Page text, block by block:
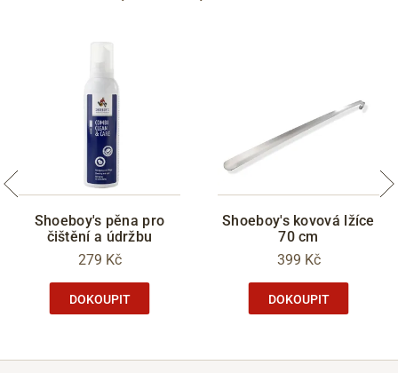
Shoeboy's pěna pro
čištění a údržbu
279 Kč
DOKOUPIT
Shoeboy's kovová lžíce
70 cm
399 Kč
DOKOUPIT